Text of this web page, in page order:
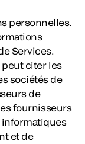
personnelles.
Services.
peut citer les
sociétés de
de
fournisseurs
et de